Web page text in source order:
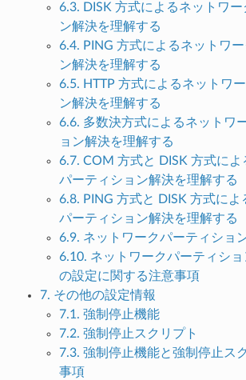
6.3. DISK 方式によるネットワー
ン解決を理解する
6.4. PING 方式によるネットワ
ン解決を理解する
6.5. HTTP 方式によるネットワ
ン解決を理解する
6.6. 多数決方式によるネットワ
ョン解決を理解する
6.7. COM 方式と DISK 方式によ
パーティション解決を理解する
6.8. PING 方式と DISK 方式によ
パーティション解決を理解する
6.9. ネットワークパーティショ
6.10. ネットワークパーティシ
の設定に関する注意事項
7. その他の設定情報
7.1. 強制停止機能
7.2. 強制停止スクリプト
7.3. 強制停止機能と強制停止ス
事項